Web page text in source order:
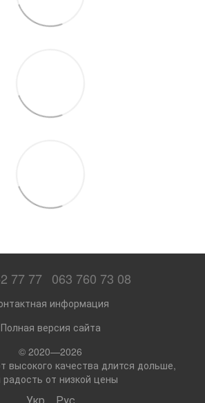
77 77 063 760 73 08
информация
Полная версия сайта
© 2020—2026
высокого качества длится дольше,
радость от низкой цены
Укр Рус